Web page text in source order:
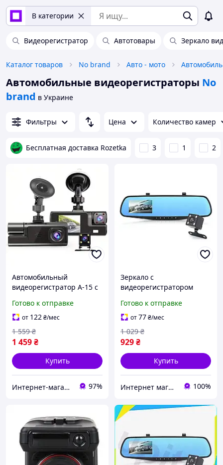
В категории
Видеорегистратор Автотовары Зеркало
Каталог товаров No brand Авто - мото
Автомобильные видеорегистраторы No
brand в Украине
Фильтры Цена Количество камер
Бесплатная доставка Rozetka 3 1 2
Автомобильный
видеорегистратор A-15 c
Готово к отправке
от 122₴/мес
1 459₴
1 559 ₴
Купить
Интернет-магазин Итакшоп 97%
Зеркало с
видеорегистратором
4.3" (2 камеры) Full HD
Готово к отправке
от77₴/мес
929₴
1 029 ₴
Купить
Интернет магазин ВСЕМ ОПТ 100%